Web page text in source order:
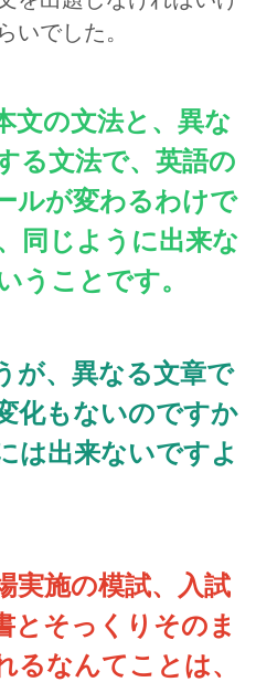
いでした。
文の文法と、異な
る文法で、英語の
ルが変わるわけで
同じように出来な
うことです。
が、異なる文章で
化もないのですか
は出来ないですよ
実施の模試、入試
とそっくりそのま
るなんてことは、